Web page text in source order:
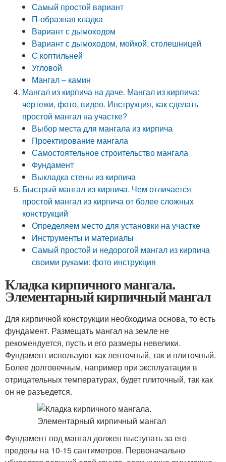
Самый простой вариант
П-образная кладка
Вариант с дымоходом
Вариант с дымоходом, мойкой, столешницей
С коптильней
Угловой
Мангал – камин
Мангал из кирпича на даче. Мангал из кирпича:
чертежи, фото, видео. Инструкция, как сделать
простой мангал на участке?
Выбор места для мангала из кирпича
Проектирование мангала
Самостоятельное строительство мангала
Фундамент
Выкладка стены из кирпича
Быстрый мангал из кирпича. Чем отличается
простой мангал из кирпича от более сложных
конструкций
Определяем место для установки на участке
Инструменты и материалы
Самый простой и недорогой мангал из кирпича
своими руками: фото инструкция
Кладка кирпичного мангала.
Элементарный кирпичный мангал
Для кирпичной конструкции необходима основа, то есть
фундамент. Размещать мангал на земле не
рекомендуется, пусть и его размеры невелики.
Фундамент используют как ленточный, так и плиточный.
Более долговечным, например при эксплуатации в
отрицательных температурах, будет плиточный, так как
он не разъедется.
Фундамент под мангал должен выступать за его
пределы на 10-15 сантиметров. Первоначально